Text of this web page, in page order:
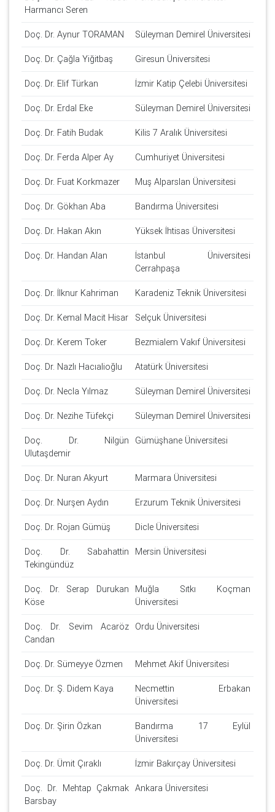
Harmancı Seren
Doç. Dr. Aynur TORAMAN Süleyman Demirel Üniversitesi
Doç. Dr. Çağla Yiğitbaş Giresun Üniversitesi
Doç. Dr. Elif Türkan İzmir Katip Çelebi Üniversitesi
Doç. Dr. Erdal Eke Süleyman Demirel Üniversitesi
Doç. Dr. Fatih Budak Kilis 7 Aralık Üniversitesi
Doç. Dr. Ferda Alper Ay Cumhuriyet Üniversitesi
Doç. Dr. Fuat Korkmazer Muş Alparslan Üniversitesi
Doç. Dr. Gökhan Aba Bandırma Üniversitesi
Doç. Dr. Hakan Akın Yüksek İhtisas Üniversitesi
Doç. Dr. Handan Alan
İstanbul Üniversitesi
Cerrahpaşa
Doç. Dr. İlknur Kahriman Karadeniz Teknik Üniversitesi
Doç. Dr. Kemal Macit Hisar Selçuk Üniversitesi
Doç. Dr. Kerem Toker Bezmialem Vakıf Üniversitesi
Doç. Dr. Nazlı Hacıalioğlu Atatürk Üniversitesi
Doç. Dr. Necla Yılmaz Süleyman Demirel Üniversitesi
Doç. Dr. Nezihe Tüfekçi Süleyman Demirel Üniversitesi
Doç. Dr. Nilgün
Ulutaşdemir
Gümüşhane Üniversitesi
Doç. Dr. Nuran Akyurt Marmara Üniversitesi
Doç. Dr. Nurşen Aydın Erzurum Teknik Üniversitesi
Doç. Dr. Rojan Gümüş Dicle Üniversitesi
Doç. Dr. Sabahattin
Tekingündüz
Mersin Üniversitesi
Doç. Dr. Serap Durukan
Köse
Muğla Sıtkı Koçman
Üniversitesi
Doç. Dr. Sevim Acaröz
Candan
Ordu Üniversitesi
Doç. Dr. Sümeyye Özmen Mehmet Akif Üniversitesi
Doç. Dr. Ş. Didem Kaya
Necmettin Erbakan
Üniversitesi
Doç. Dr. Şirin Özkan
Bandırma 17 Eylül
Üniversitesi
Doç. Dr. Ümit Çıraklı İzmir Bakırçay Üniversitesi
Doç. Dr. Mehtap Çakmak
Barsbay
Ankara Üniversitesi